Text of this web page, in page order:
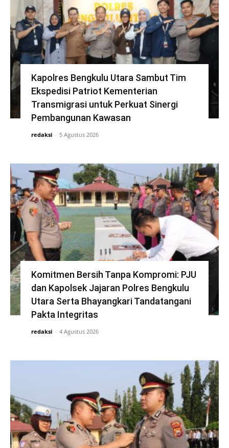
Kapolres Bengkulu Utara Sambut Tim
Ekspedisi Patriot Kementerian
Transmigrasi untuk Perkuat Sinergi
Pembangunan Kawasan
redaksi - 5 Agustus 2026
Komitmen Bersih Tanpa Kompromi: PJU
dan Kapolsek Jajaran Polres Bengkulu
Utara Serta Bhayangkari Tandatangani
Pakta Integritas
redaksi - 4 Agustus 2026